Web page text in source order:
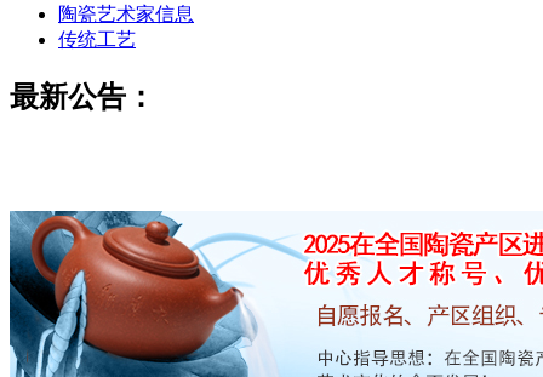
陶瓷艺术家信息
传统工艺
最新公告：